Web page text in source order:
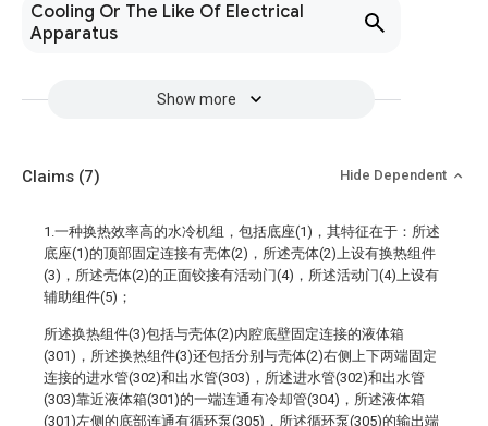
Cooling Or The Like Of Electrical
Apparatus
Show more
Claims (7) Hide Dependent
1.一种换热效率高的水冷机组，包括底座(1)，其特征在于：所述
底座(1)的顶部固定连接有壳体(2)，所述壳体(2)上设有换热组件
(3)，所述壳体(2)的正面铰接有活动门(4)，所述活动门(4)上设有
辅助组件(5)；
所述换热组件(3)包括与壳体(2)内腔底壁固定连接的液体箱
(301)，所述换热组件(3)还包括分别与壳体(2)右侧上下两端固定
连接的进水管(302)和出水管(303)，所述进水管(302)和出水管
(303)靠近液体箱(301)的一端连通有冷却管(304)，所述液体箱
(301)左侧的底部连通有循环泵(305)，所述循环泵(305)的输出端